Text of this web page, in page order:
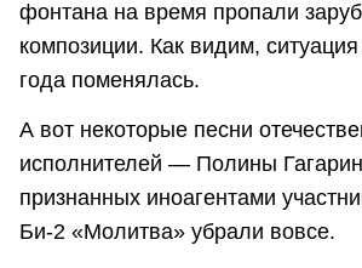
фонтана на время пропали
композиции. Как видим,
года поменялась.
А вот некоторые песни
исполнителей — Полины
признанных иноагентами
Би-2 «Молитва» убрали вовсе.